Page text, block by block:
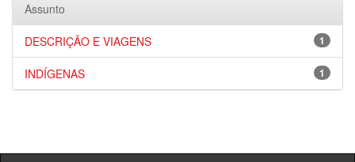
Assunto
1
DESCRIÇÃO E VIAGENS
1
INDÍGENAS